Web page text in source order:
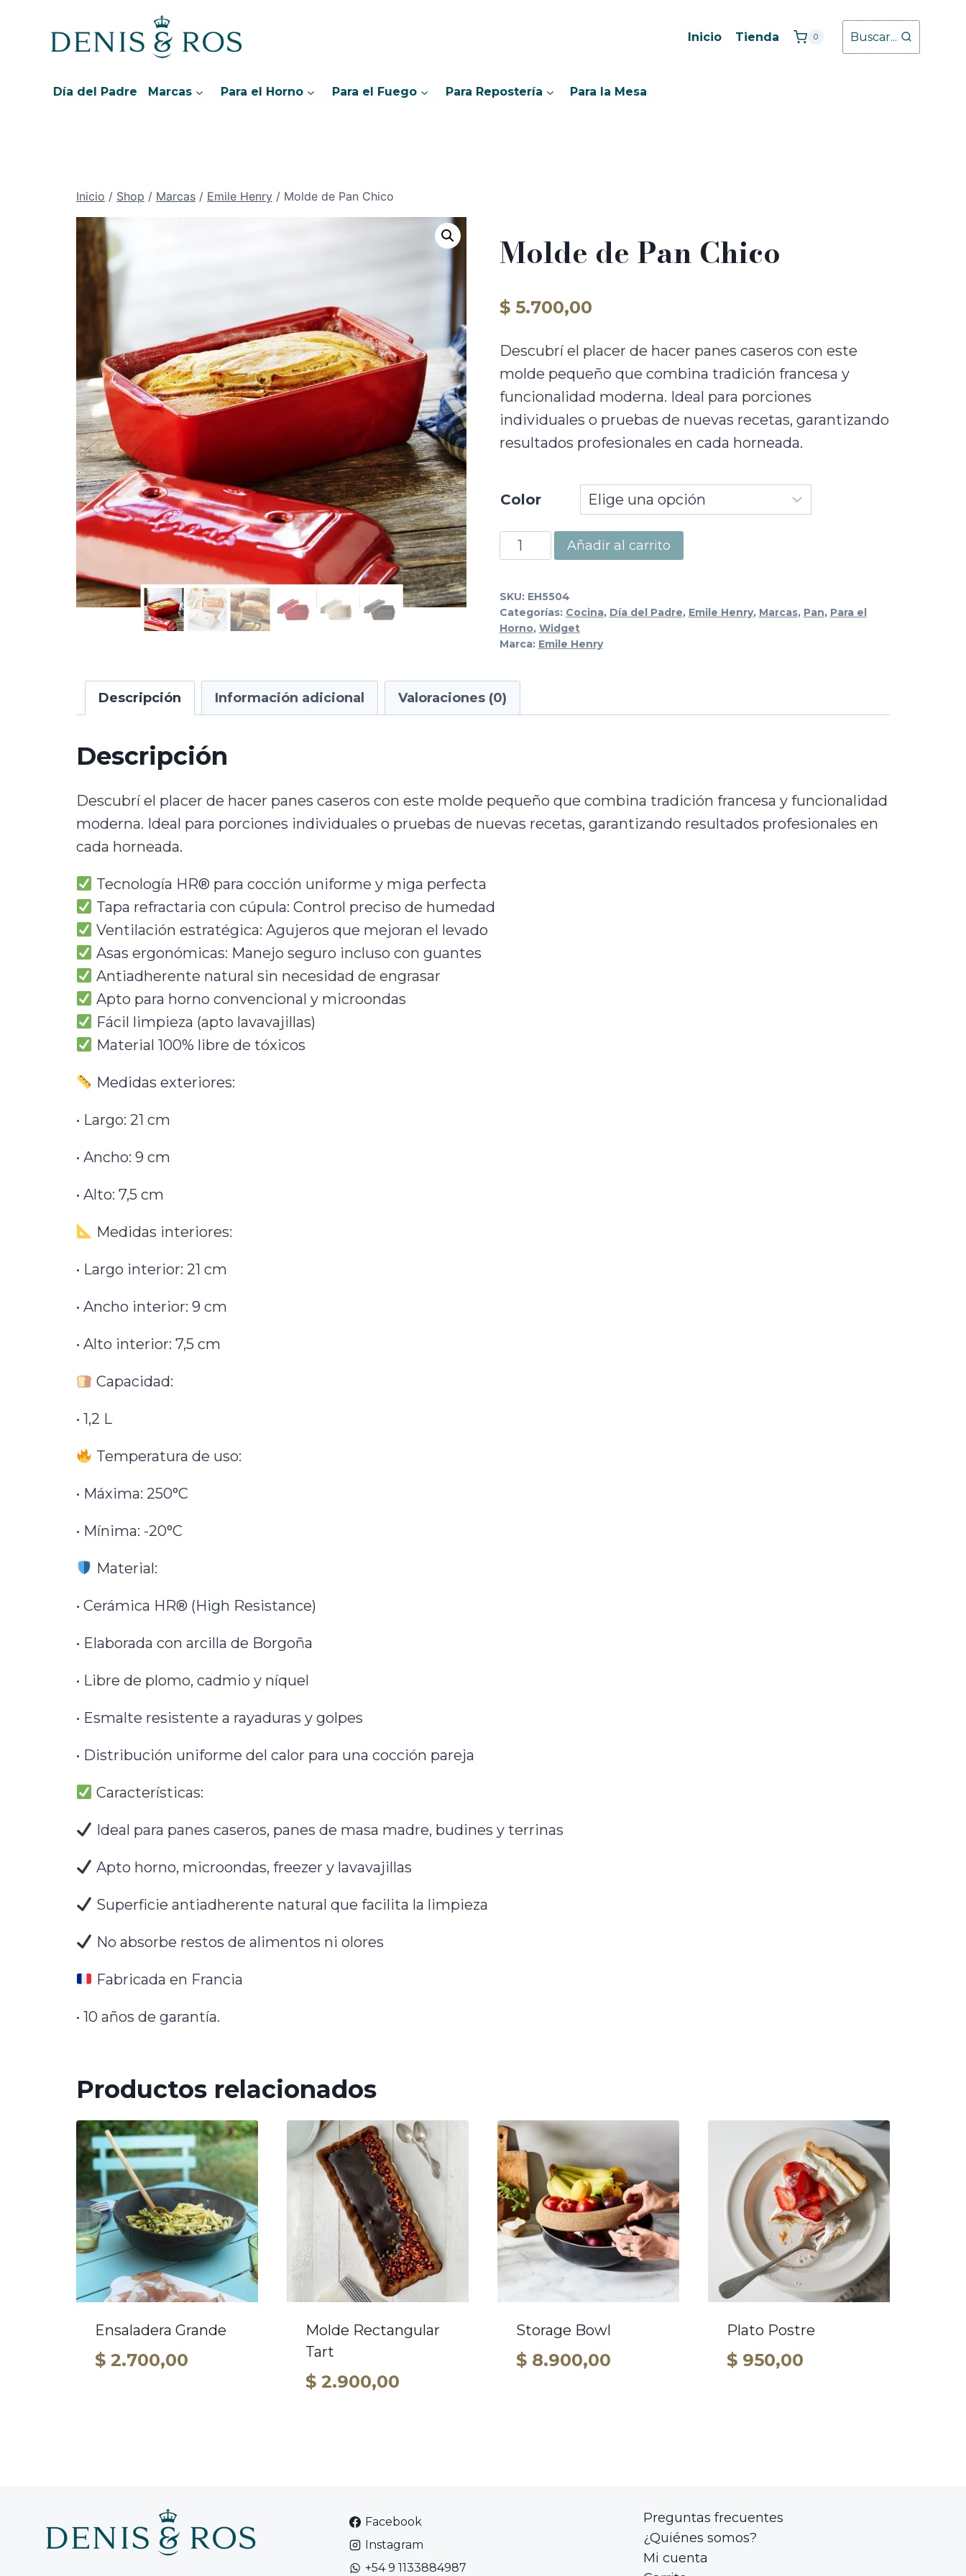
contenido
Inicio Tienda 0 Buscar...
Día del Padre Marcas Para el Horno Para el Fuego Para Repostería Para la Mesa
Inicio / Shop / Marcas / Emile Henry / Molde de Pan Chico
Molde de Pan Chico
$5.700,00
Descubrí el placer de hacer panes caseros con este
molde pequeño que combina tradición francesa y
funcionalidad moderna. Ideal para porciones
individuales o pruebas de nuevas recetas, garantizando
resultados profesionales en cada horneada.
Color
Molde
de
Chico
cantidad
Añadir al carrito
SKU: EH5504
Categorías: Cocina, Día del Padre, Emile Henry, Marcas, Pan, Para el
Horno, Widget
Marca: Emile Henry
Descripción Información adicional Valoraciones (0)
Descripción
Descubrí el placer de hacer panes caseros con este molde pequeño que combina tradición francesa y funcionalidad
moderna. Ideal para porciones individuales o pruebas de nuevas recetas, garantizando resultados profesionales en
cada horneada.
Tecnología HR® para cocción uniforme y miga perfecta
Tapa refractaria con cúpula: Control preciso de humedad
Ventilación estratégica: Agujeros que mejoran el levado
Asas ergonómicas: Manejo seguro incluso con guantes
Antiadherente natural sin necesidad de engrasar
Apto para horno convencional y microondas
Fácil limpieza (apto lavavajillas)
Material 100% libre de tóxicos
Medidas exteriores:
• Largo: 21 cm
• Ancho: 9 cm
• Alto: 7,5 cm
Medidas interiores:
• Largo interior: 21 cm
• Ancho interior: 9 cm
• Alto interior: 7,5 cm
Capacidad:
• 1,2 L
Temperatura de uso:
• Máxima: 250°C
• Mínima: -20°C
Material:
• Cerámica HR® (High Resistance)
• Elaborada con arcilla de Borgoña
• Libre de plomo, cadmio y níquel
• Esmalte resistente a rayaduras y golpes
• Distribución uniforme del calor para una cocción pareja
Características:
Ideal para panes caseros, panes de masa madre, budines y terrinas
Apto horno, microondas, freezer y lavavajillas
Superficie antiadherente natural que facilita la limpieza
No absorbe restos de alimentos ni olores
Fabricada en Francia
• 10 años de garantía.
Productos relacionados
Ensaladera Grande
$ 2.700,00
Molde Rectangular
Tart
$ 2.900,00
Storage Bowl
$ 8.900,00
Plato Postre
$ 950,00
Facebook
Instagram
+54 9 1133884987
Preguntas frecuentes
¿Quiénes somos?
Mi cuenta